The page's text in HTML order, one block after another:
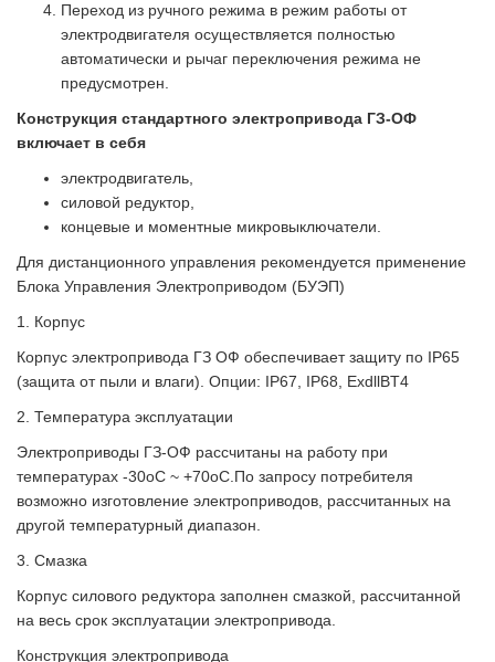
Переход из ручного режима в режим работы от
электродвигателя осуществляется полностью
автоматически и рычаг переключения режима не
предусмотрен.
Конструкция стандартного электропривода ГЗ-ОФ
включает в себя
электродвигатель,
силовой редуктор,
концевые и моментные микровыключатели.
Для дистанционного управления рекомендуется применение
Блока Управления Электроприводом (БУЭП)
1. Корпус
Корпус электропривода ГЗ ОФ обеспечивает защиту по IP65
(защита от пыли и влаги). Опции: IP67, IP68, ExdllBT4
2. Температура эксплуатации
Электроприводы ГЗ-ОФ рассчитаны на работу при
температурах -30оС ~ +70оС.По запросу потребителя
возможно изготовление электроприводов, рассчитанных на
другой температурный диапазон.
3. Смазка
Корпус силового редуктора заполнен смазкой, рассчитанной
на весь срок эксплуатации электропривода.
Конструкция электропривода